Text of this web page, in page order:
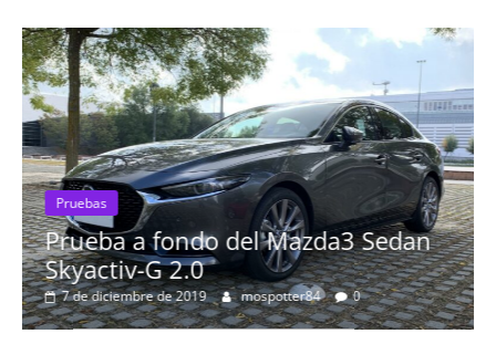
Pruebas
Prueba a fondo del Mazda3 Sedan
Skyactiv-G 2.0
7 de diciembre de 2019 mospotter84 0
8